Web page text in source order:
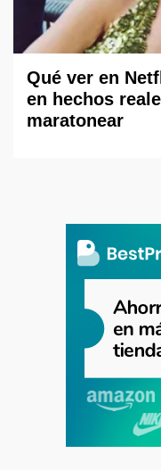
Qué ver en
en hechos
maratonear